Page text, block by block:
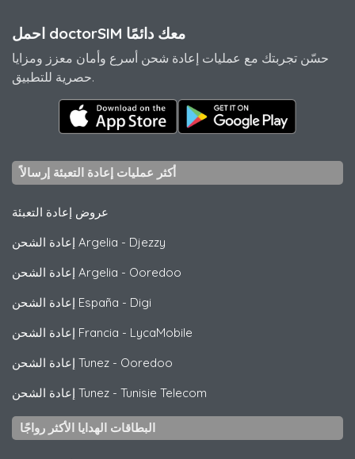
احمل doctorSIM معك دائمًا
حسّن تجربتك مع عمليات إعادة شحن أسرع وأمان معزز ومزايا
حصرية للتطبيق.
أكثر عمليات إعادة التعبئة إرسالاً
عروض إعادة التعبئة
إعادة الشحن Argelia - Djezzy
إعادة الشحن Argelia - Ooredoo
إعادة الشحن España - Digi
إعادة الشحن Francia - LycaMobile
إعادة الشحن Tunez - Ooredoo
إعادة الشحن Tunez - Tunisie Telecom
البطاقات الهدايا الأكثر رواجًا